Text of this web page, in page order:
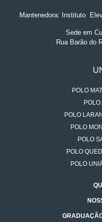
Mantenedora: Instituto.
Sede em
Rua Barão do
POLO
POLO
POLO
POLO
POLO
POLO
POLO